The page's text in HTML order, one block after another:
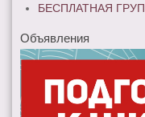
БЕСПЛАТНАЯ
Объявления